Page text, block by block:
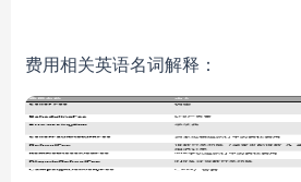
费用相关英语名词解释：